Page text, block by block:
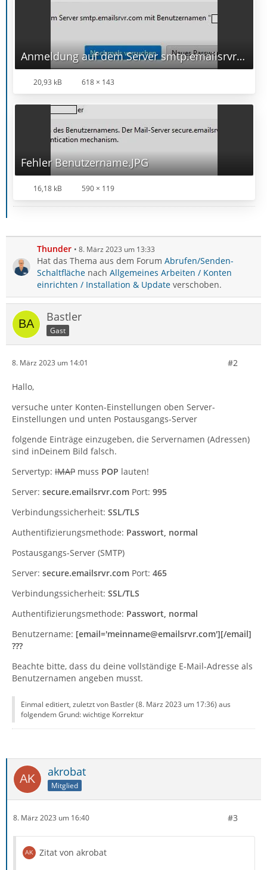
Anmeldung auf dem Server smtp.emailsrvr.com fehlgeschlagen.JPG
20,93 kB 618 × 143
Fehler Benutzername.JPG
16,18 kB 590 × 119
Thunder 8. März 2023 um 13:33
Hat das Thema aus dem Forum Abrufen/Senden-
Schaltfläche nach Allgemeines Arbeiten / Konten
einrichten / Installation & Update verschoben.
Bastler
Gast
8. März 2023 um 14:01 #2
Hallo,
versuche unter Konten-Einstellungen oben Server-
Einstellungen und unten Postausgangs-Server
folgende Einträge einzugeben, die Servernamen (Adressen)
sind inDeinem Bild falsch.
Servertyp: IMAP muss POP lauten!
Server: secure.emailsrvr.com Port: 995
Verbindungssicherheit: SSL/TLS
Authentifizierungsmethode: Passwort, normal
Postausgangs-Server (SMTP)
Server: secure.emailsrvr.com Port: 465
Verbindungssicherheit: SSL/TLS
Authentifizierungsmethode: Passwort, normal
Benutzername: [email='meinname@emailsrvr.com'][/email]
???
Beachte bitte, dass du deine vollständige E-Mail-Adresse als
Benutzernamen angeben musst.
Einmal editiert, zuletzt von Bastler (8. März 2023 um 17:36) aus
folgendem Grund: wichtige Korrektur
akrobat
Mitglied
8. März 2023 um 16:40 #3
Zitat von akrobat